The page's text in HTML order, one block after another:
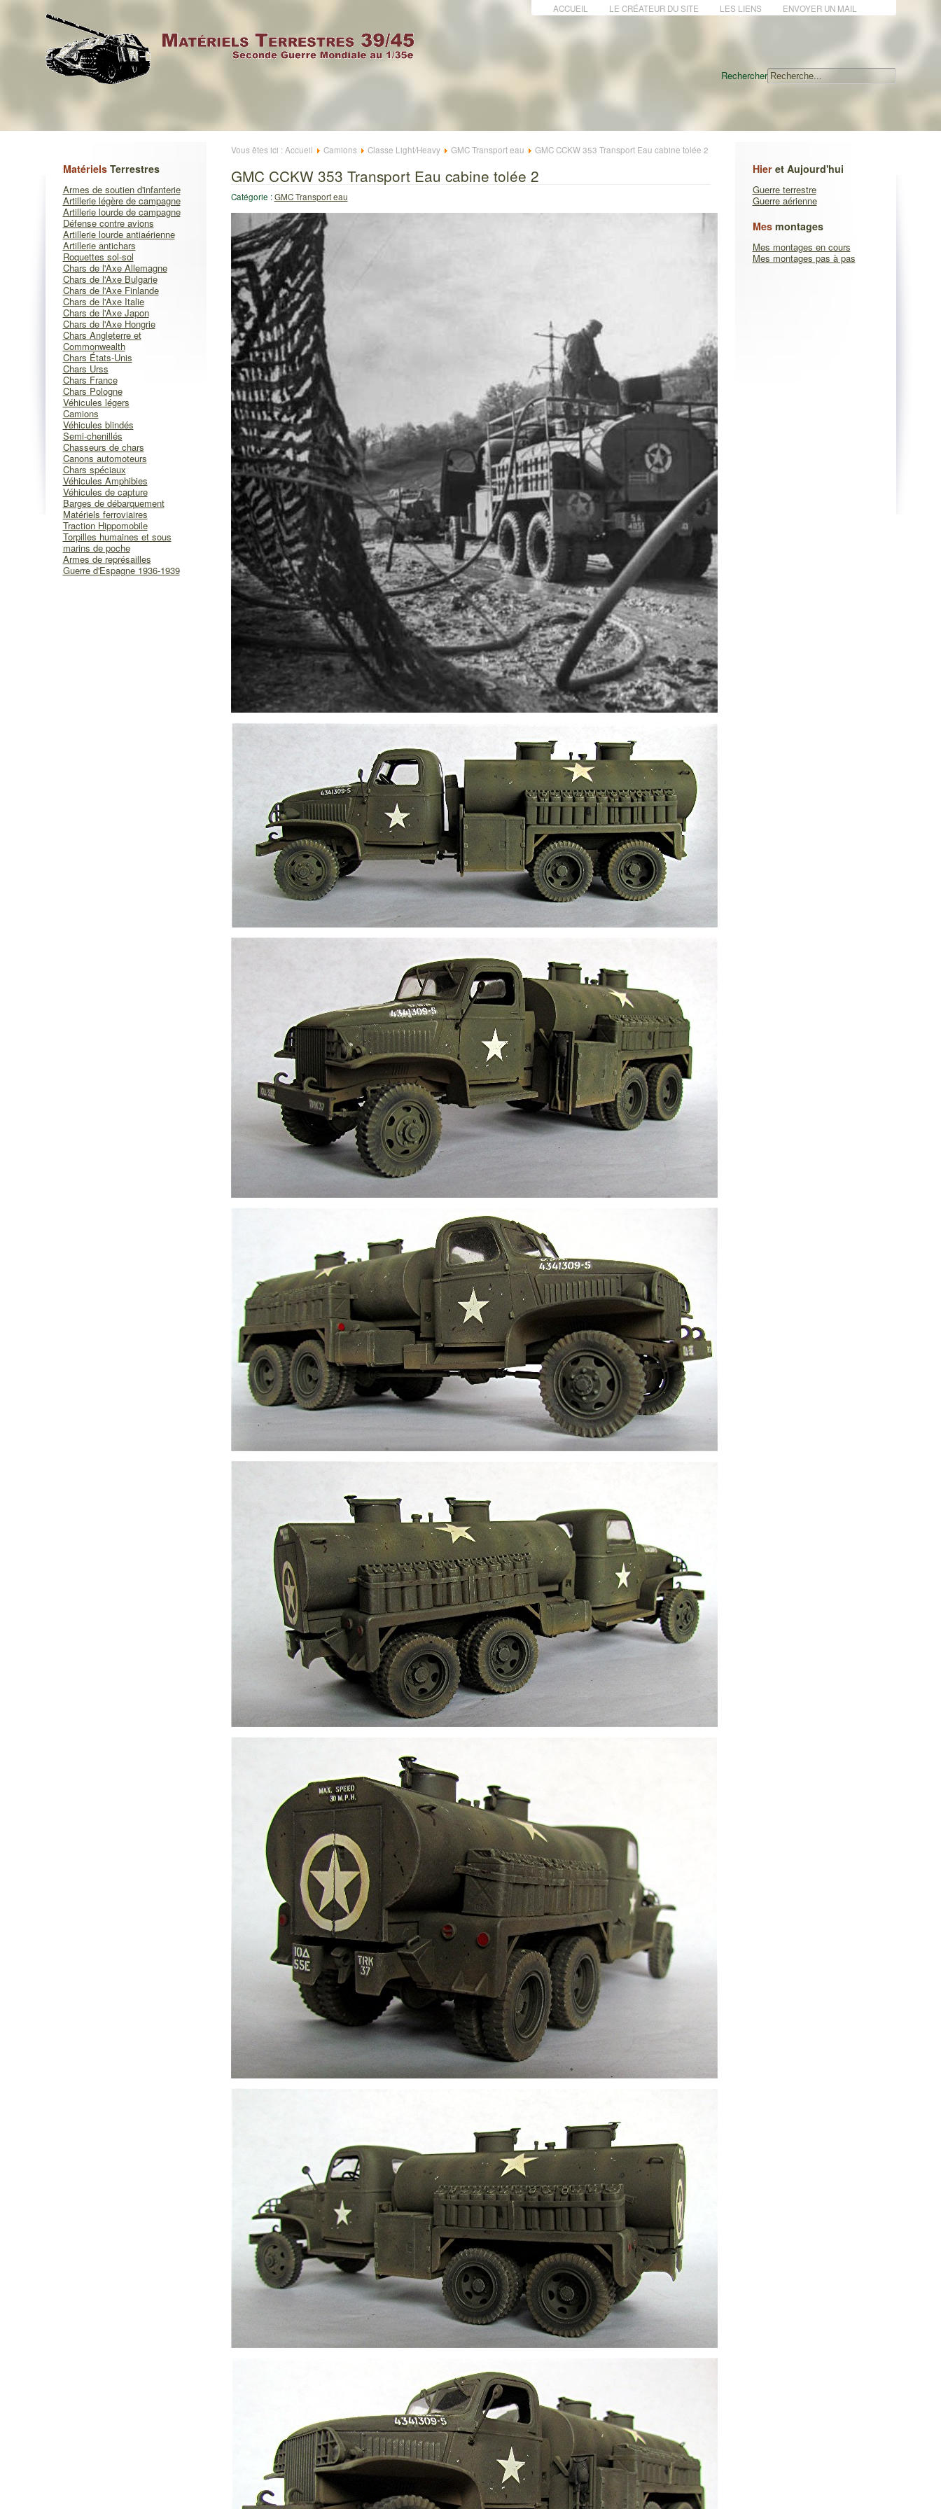
ACCUEIL LE CRÉATEUR DU SITE LES LIENS ENVOYER UN MAIL
Rechercher
MatérielsTerrestres
Armes de soutien d'infanterie
Artillerie légère de campagne
Artillerie lourde de campagne
Défense contre avions
Artillerie lourde antiaérienne
Artillerie antichars
Roquettes sol-sol
Chars de l'Axe Allemagne
Chars de l'Axe Bulgarie
Chars de l'Axe Finlande
Chars de l'Axe Italie
Chars de l'Axe Japon
Chars de l'Axe Hongrie
Chars Angleterre et
Commonwealth
Chars États-Unis
Chars Urss
Chars France
Chars Pologne
Véhicules légers
Camions
Véhicules blindés
Semi-chenillés
Chasseurs de chars
Canons automoteurs
Chars spéciaux
Véhicules Amphibies
Véhicules de capture
Barges de débarquement
Matériels ferroviaires
Traction Hippomobile
Torpilles humaines et sous
marins de poche
Armes de représailles
Guerre d'Espagne 1936-1939
Hieret Aujourd'hui
Guerre terrestre
Guerre aérienne
Mesmontages
Mes montages en cours
Mes montages pas à pas
Vous êtes ici : Accueil Camions Classe Light/Heavy GMC Transport eau GMC CCKW 353 Transport Eau cabine tolée 2
GMC CCKW 353 Transport Eau cabine tolée 2
Catégorie :GMC Transport eau